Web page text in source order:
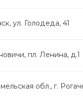
ул. Голодеда, 41
пл. Ленина, д.1
обл., г.